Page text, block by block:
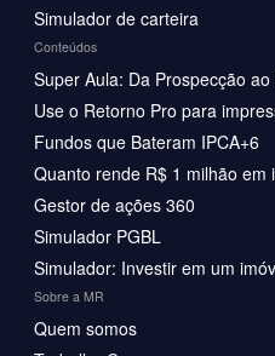
Simulador de carteira
Conteúdos
Super Aula: Da Prospecção
Use o Retorno Pro para
Fundos que Bateram IPCA+6
Quanto rende R$ 1 milhão em
Gestor de ações 360
Simulador PGBL
Simulador: Investir em um
Sobre a MR
Quem somos